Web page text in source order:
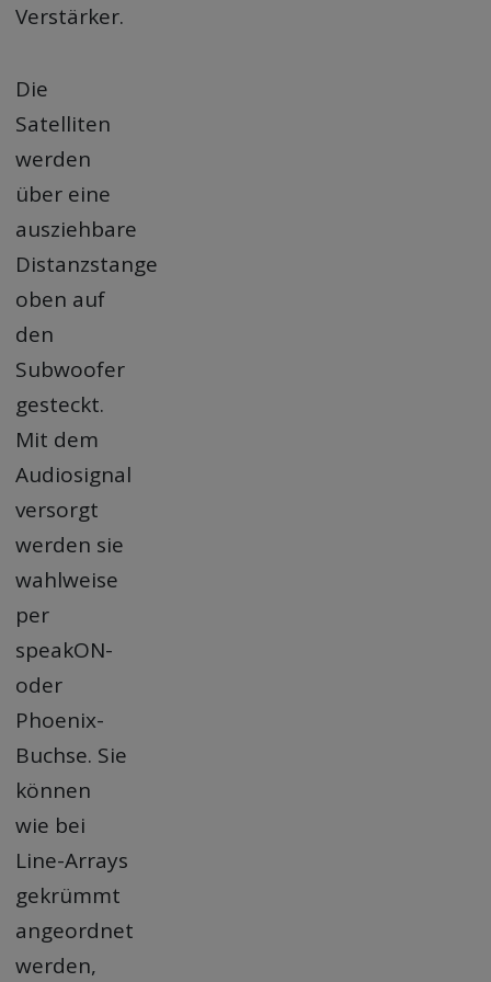
Verstärker.
Die
Satelliten
werden
über eine
ausziehbare
Distanzstange
oben auf
den
Subwoofer
gesteckt.
Mit dem
Audiosignal
versorgt
werden sie
wahlweise
per
speakON-
oder
Phoenix-
Buchse. Sie
können
wie bei
Line-Arrays
gekrümmt
angeordnet
werden,